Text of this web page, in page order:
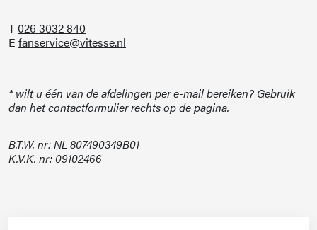
T026 3032 840
E fanservice@vitesse.nl
* wilt u één van de afdelingen per e-mail bereiken? Gebruik
dan het contactformulier rechts op de pagina.
B.T.W. nr: NL 807490349B01
K.V.K. nr: 09102466